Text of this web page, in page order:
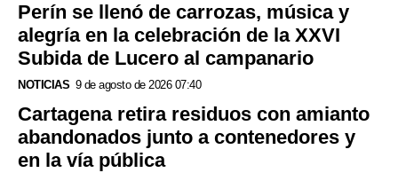
Perín se llenó de carrozas, música y
alegría en la celebración de la XXVI
Subida de Lucero al campanario
NOTICIAS 9 de agosto de 2026 07:40
Cartagena retira residuos con amianto
abandonados junto a contenedores y
en la vía pública